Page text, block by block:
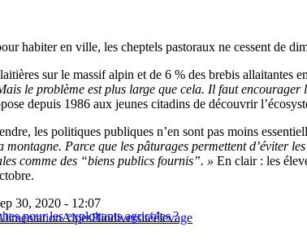
habiter en ville, les cheptels pastoraux ne cessent de
sur le massif alpin et de 6 % des brebis allaitantes
le problème est plus large que cela. Il faut encourager
depuis 1986 aux jeunes citadins de découvrir
les politiques publiques n’en sont pas moins
Parce que les pâturages permettent d’éviter
comme des “biens publics fournis”. » En clair : les
pour les exploitants agricoles ?
30, 2020 - 12:07
AlpesBiodiversitéélevage